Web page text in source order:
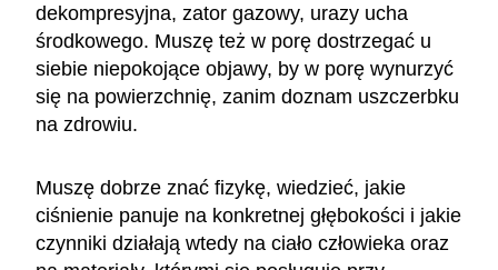
dekompresyjna, zator gazowy, urazy ucha
środkowego. Muszę też w porę dostrzegać u
siebie niepokojące objawy, by w porę wynurzyć
się na powierzchnię, zanim doznam uszczerbku
na zdrowiu.
Muszę dobrze znać fizykę, wiedzieć, jakie
ciśnienie panuje na konkretnej głębokości i jakie
czynniki działają wtedy na ciało człowieka oraz